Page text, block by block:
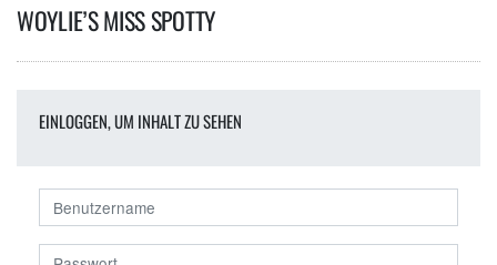
WOYLIE’S MISS SPOTTY
EINLOGGEN, UM INHALT ZU SEHEN